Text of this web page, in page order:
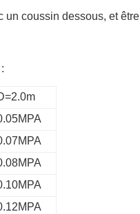
un coussin dessous, et être